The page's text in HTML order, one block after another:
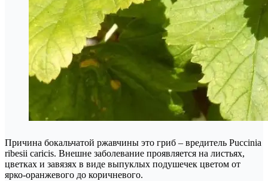
Причина бокальчатой ржавчины это гриб – вредитель Puccinia
ribesii caricis. Внешне заболевание проявляется на листьях,
цветках и завязях в виде выпуклых подушечек цветом от
ярко-оранжевого до коричневого.